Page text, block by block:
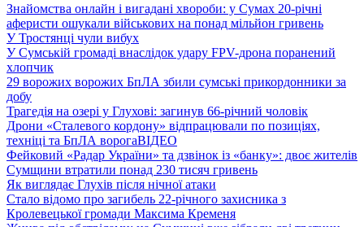
Знайомства онлайн і вигадані хвороби: у Сумах 20-річні
аферисти ошукали військових на понад мільйон гривень
У Тростянці чули вибух
У Сумській громаді внаслідок удару FPV-дрона поранений
хлопчик
29 ворожих ворожих БпЛА збили сумські прикордонники за
добу
Трагедія на озері у Глухові: загинув 66-річний чоловік
Дрони «Сталевого кордону» відпрацювали по позиціях,
техніці та БпЛА ворогаВІДЕО
Фейковий «Радар України» та дзвінок із «банку»: двоє жителів
Сумщини втратили понад 230 тисяч гривень
Як виглядає Глухів після нічної атаки
Стало відомо про загибель 22-річного захисника з
Кролевецької громади Максима Кременя